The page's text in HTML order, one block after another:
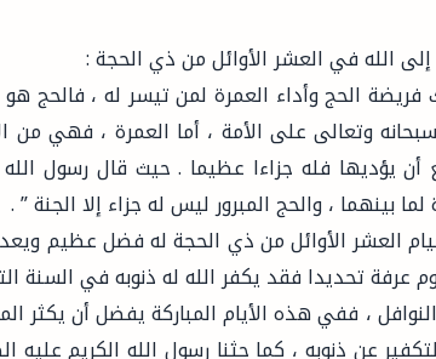
الله في العشر الأوائل من ذي الحجة :
فريضة الحج وأداء العمرة لمن تيسر له ، فالحج
وتعالى على الأمة ، أما العمرة ، فهي من
يؤديها فله جزاءا عظيما . حيث قال رسول
بينهما ، والحج المبرور ليس له جزاء إلا الجنة ” .
العشر الأوائل من ذي الحجة له فضل عظيم
عرفة تحديدا فقد يكفر الله له ذنوبه في السنة
النوافل ، ففي هذه الأيام المباركة يفضل أن يكثر
عن ذنوبه ، كما حثنا رسول الله الكريم